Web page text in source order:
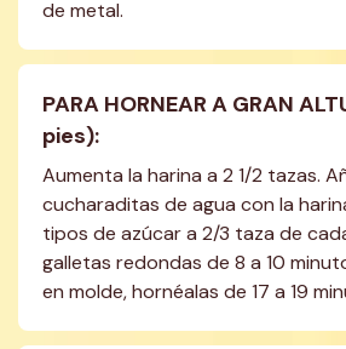
de metal.
PARA HORNEAR A GRAN
pies):
Aumenta la harina a 2 1/2 tazas.
cucharaditas de agua con la
tipos de azúcar a 2/3 taza de
galletas redondas de 8 a 10
en molde, hornéalas de 17 a 19